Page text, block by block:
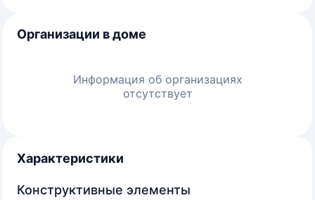
Организации в доме
Информация об организациях
отсутствует
Характеристики
Конструктивные элементы